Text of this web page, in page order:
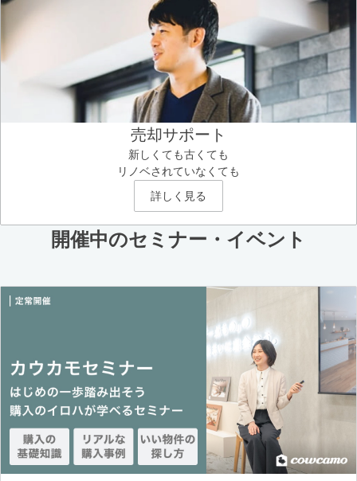
売却サポート
新しくても古くても
リノベされていなくても
詳しく見る
開催中のセミナー・イベント